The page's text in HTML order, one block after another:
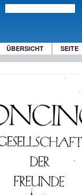
ÜBERSICHT SEITE